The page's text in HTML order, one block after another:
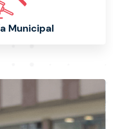
Municipal